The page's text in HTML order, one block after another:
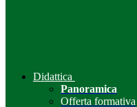
Didattica
Panoramica
Offerta formativa